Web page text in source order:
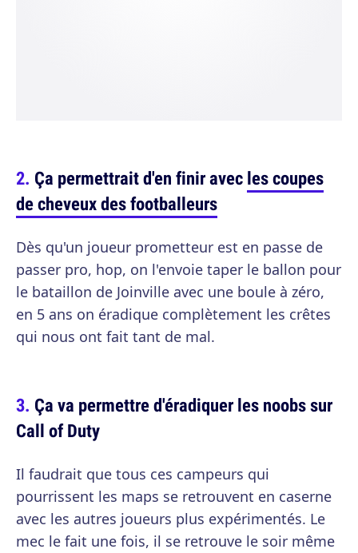
Ça permettrait d'en finir avecles coupes
de cheveux des footballeurs
Dès qu'un joueur prometteur est en passe de
passer pro, hop, on l'envoie taper le ballon pour
le bataillon de Joinville avec une boule à zéro,
en 5 ans on éradique complètement les crêtes
qui nous ont fait tant de mal.
Ça va permettre d'éradiquer les noobs sur
Call of Duty
Il faudrait que tous ces campeurs qui
pourrissent les maps se retrouvent en caserne
avec les autres joueurs plus expérimentés. Le
mec le fait une fois, il se retrouve le soir même